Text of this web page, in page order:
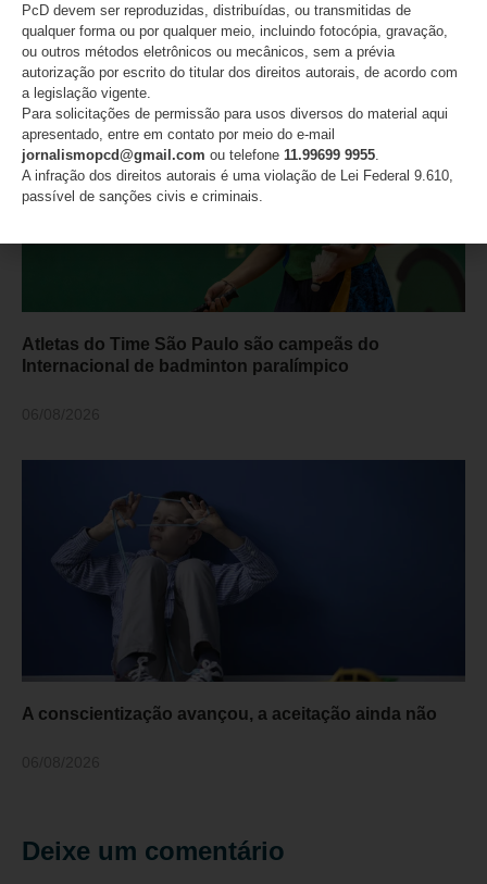
06/08/2026
Atletas do Time São Paulo são campeãs do
Internacional de badminton paralímpico
A conscientização avançou, a aceitação ainda não
Deixe um comentário
PcD devem ser reproduzidas, distribuídas, ou transmitidas de
qualquer forma ou por qualquer meio, incluindo fotocópia, gravação,
ou outros métodos eletrônicos ou mecânicos, sem a prévia
autorização por escrito do titular dos direitos autorais, de acordo com
a legislação vigente.
Para solicitações de permissão para usos diversos do material aqui
apresentado, entre em contato por meio do e-mail
jornalismopcd@gmail.com ou telefone 11.99699 9955
A infração dos direitos autorais é uma violação de Lei Federal 9.610,
passível de sanções civis e criminais.